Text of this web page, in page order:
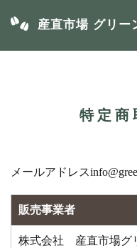
産直市場 グリー
特定商
メールアドレス
販売事業者
株式会社 産直市場グ